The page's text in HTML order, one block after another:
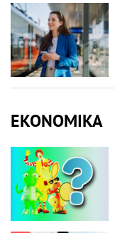
EKONOMIKA